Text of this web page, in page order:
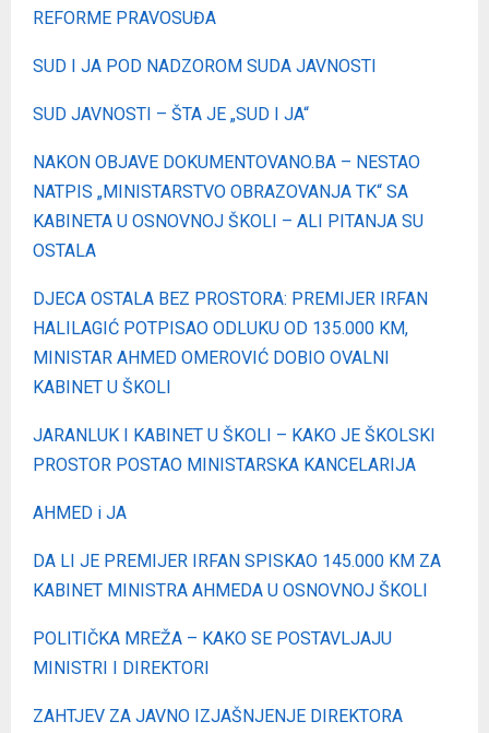
REFORME PRAVOSUĐA
SUD I JA POD NADZOROM SUDA JAVNOSTI
SUD JAVNOSTI – ŠTA JE „SUD I JA“
NAKON OBJAVE DOKUMENTOVANO.BA – NESTAO
NATPIS „MINISTARSTVO OBRAZOVANJA TK“ SA
KABINETA U OSNOVNOJ ŠKOLI – ALI PITANJA SU
OSTALA
DJECA OSTALA BEZ PROSTORA: PREMIJER IRFAN
HALILAGIĆ POTPISAO ODLUKU OD 135.000 KM,
MINISTAR AHMED OMEROVIĆ DOBIO OVALNI
KABINET U ŠKOLI
JARANLUK I KABINET U ŠKOLI – KAKO JE ŠKOLSKI
PROSTOR POSTAO MINISTARSKA KANCELARIJA
AHMED i JA
DA LI JE PREMIJER IRFAN SPISKAO 145.000 KM ZA
KABINET MINISTRA AHMEDA U OSNOVNOJ ŠKOLI
POLITIČKA MREŽA – KAKO SE POSTAVLJAJU
MINISTRI I DIREKTORI
ZAHTJEV ZA JAVNO IZJAŠNJENJE DIREKTORA